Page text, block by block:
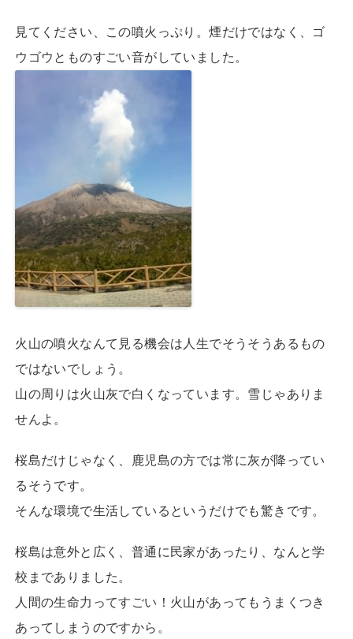
見てください、この噴火っぷり。煙だけではなく、ゴ
ウゴウとものすごい音がしていました。
火山の噴火なんて見る機会は人生でそうそうあるもの
ではないでしょう。
山の周りは火山灰で白くなっています。雪じゃありま
せんよ。
桜島だけじゃなく、鹿児島の方では常に灰が降ってい
るそうです。
そんな環境で生活しているというだけでも驚きです。
桜島は意外と広く、普通に民家があったり、なんと学
校までありました。
人間の生命力ってすごい！火山があってもうまくつき
あってしまうのですから。